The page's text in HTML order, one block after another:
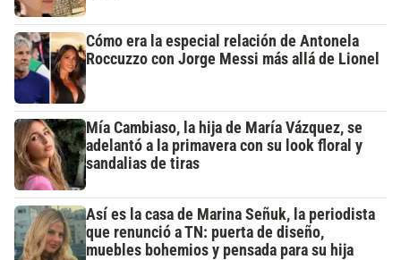
Cómo era la especial relación de Antonela
Roccuzzo con Jorge Messi más allá de Lionel
Mía Cambiaso, la hija de María Vázquez, se
adelantó a la primavera con su look floral y
sandalias de tiras
Así es la casa de Marina Señuk, la periodista
que renunció a TN: puerta de diseño,
muebles bohemios y pensada para su hija